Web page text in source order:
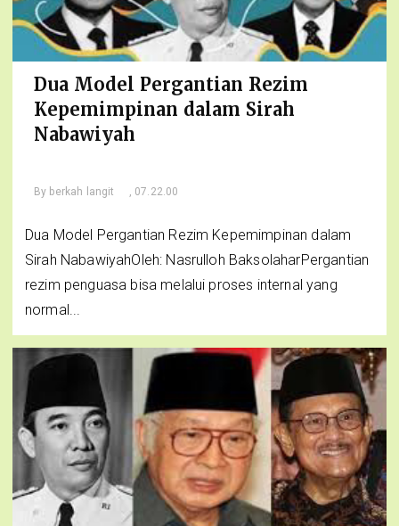
Dua Model Pergantian Rezim
Kepemimpinan dalam Sirah
Nabawiyah
By berkah langit , 07.22.00
Dua Model Pergantian Rezim Kepemimpinan dalam
Sirah NabawiyahOleh: Nasrulloh BaksolaharPergantian
rezim penguasa bisa melalui proses internal yang
normal...